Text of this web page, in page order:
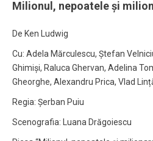
Milionul, nepoatele și
De Ken Ludwig
Cu: Adela Mărculescu, Ștefan
Ghimiși, Raluca Ghervan, Adelina
Gheorghe, Alexandru Prica, Vlad
Regia: Șerban Puiu
Scenografia: Luana Drăgoiescu